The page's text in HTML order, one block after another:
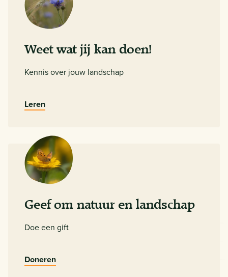
Weet wat jij kan doen!
Kennis over jouw landschap
Leren
Geef om natuur en landschap
Doe een gift
Doneren